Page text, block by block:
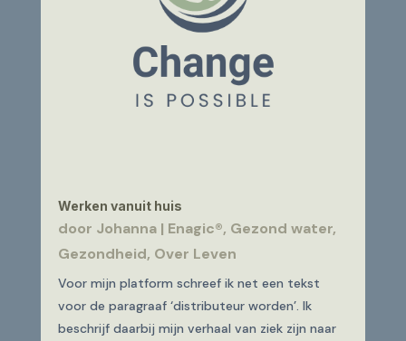
Werken vanuit huis
door Johanna| Enagic®, Gezond water,
Gezondheid, Over Leven
Voor mijn platform schreef ik net een tekst
voor de paragraaf ‘distributeur worden’. Ik
beschrijf daarbij mijn verhaal van ziek zijn naar